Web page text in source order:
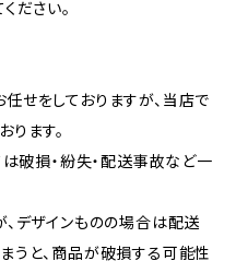
ださい。
せをしておりますが、当店で
ます。
破損・紛失・配送事故など一
デザインものの場合は配送
うと、商品が破損する可能性